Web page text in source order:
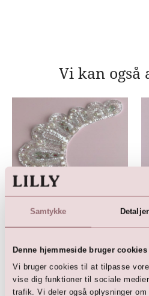
Samtykke Detaljer
Denne hjemmeside bruger cookies
Vi bruger cookies til at tilpasse
vise dig funktioner til sociale
trafik. Vi deler også oplysninger om
Vi kan også
Simili & Paillet Applikation